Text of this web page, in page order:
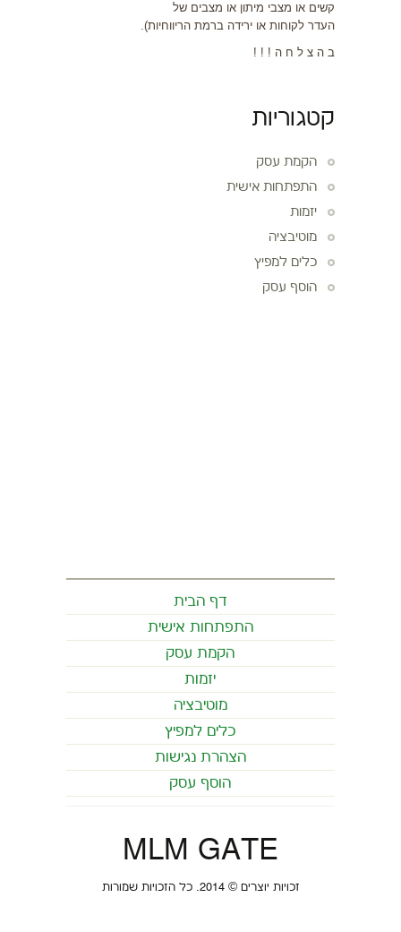
קשים או מצבי מיתון או מצבים של
העדר לקוחות או ירידה ברמת הריווחיות).
ב ה צ ל ח ה ! ! !
קטגוריות
הקמת עסק
התפתחות אישית
יזמות
מוטיבציה
כלים למפיץ
הוסף עסק
דף הבית
התפתחות אישית
הקמת עסק
יזמות
מוטיבציה
כלים למפיץ
הצהרת נגישות
הוסף עסק
MLM GATE
זכויות יוצרים © 2014. כל הזכויות שמורות